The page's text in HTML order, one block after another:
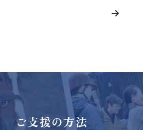
ご支援の方法